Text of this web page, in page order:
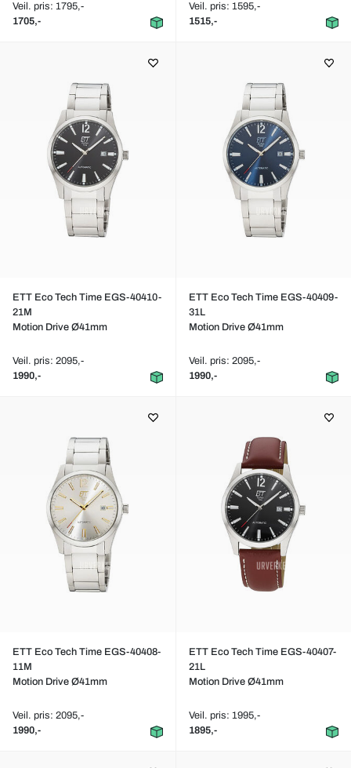
Veil. pris: 1795,-
1705,-
Veil. pris: 1595,-
1515,-
ETT Eco Tech Time EGS-40410-
21M
Motion Drive Ø41mm
Veil. pris: 2095,-
1990,-
ETT Eco Tech Time EGS-40409-
31L
Motion Drive Ø41mm
Veil. pris: 2095,-
1990,-
ETT Eco Tech Time EGS-40408-
11M
Motion Drive Ø41mm
Veil. pris: 2095,-
1990,-
ETT Eco Tech Time EGS-40407-
21L
Motion Drive Ø41mm
Veil. pris: 1995,-
1895,-